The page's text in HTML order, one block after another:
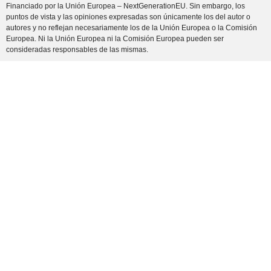
Financiado por la Unión Europea – NextGenerationEU. Sin embargo, los
puntos de vista y las opiniones expresadas son únicamente los del autor o
autores y no reflejan necesariamente los de la Unión Europea o la Comisión
Europea. Ni la Unión Europea ni la Comisión Europea pueden ser
consideradas responsables de las mismas.